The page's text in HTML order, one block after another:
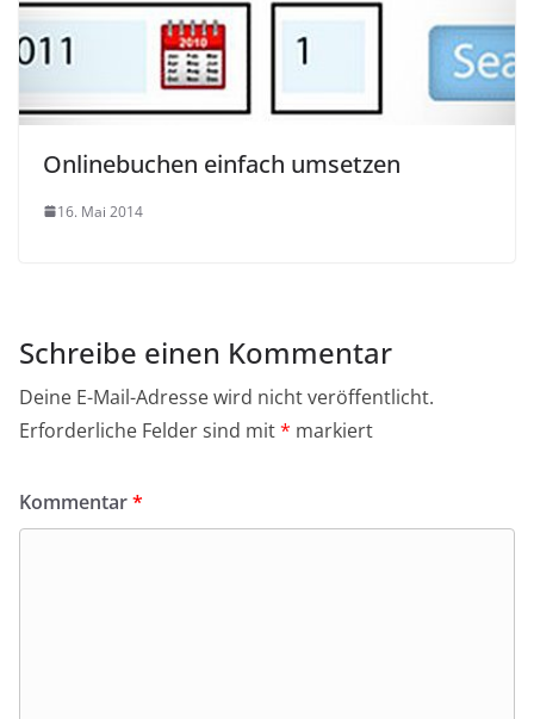
Onlinebuchen einfach umsetzen
16. Mai 2014
Schreibe einen Kommentar
Deine E-Mail-Adresse wird nicht veröffentlicht.
Erforderliche Felder sind mit* markiert
Kommentar*